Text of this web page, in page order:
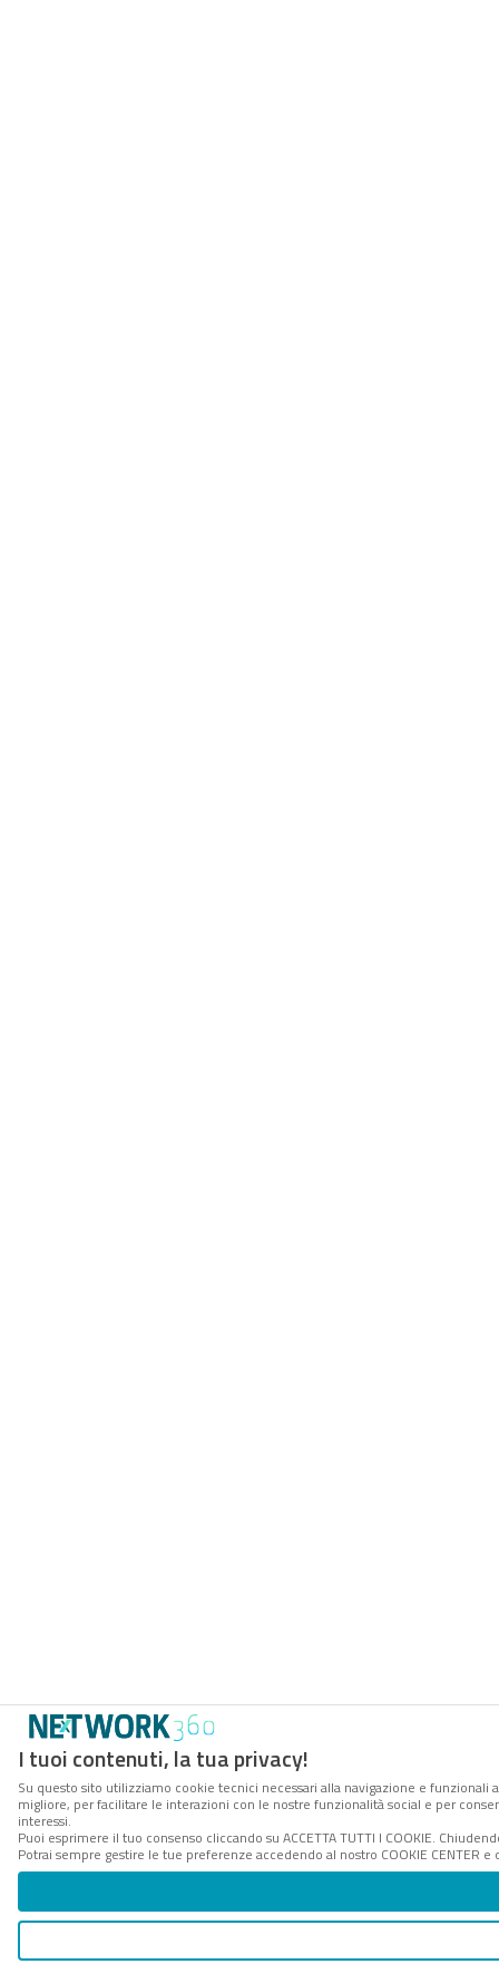
I tuoi contenuti, la tua privacy!
Su questo sito utilizziamo cookie tecnici necessari alla navigazione e
migliore, per facilitare le interazioni con le nostre funzionalità social e per
interessi.
Puoi esprimere il tuo consenso cliccando su ACCETTA TUTTI I COOKIE.
Potrai sempre gestire le tue preferenze accedendo al nostro COOKIE